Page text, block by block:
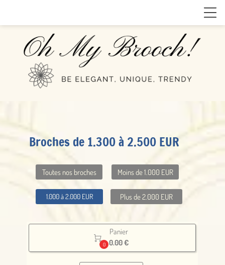
Broches de 1.300 à 2.500 EUR
Toutes nos broches Moins de 1.000 EUR
1.000 à 2.000 EUR Plus de 2.000 EUR

0
Panier
0.00 €